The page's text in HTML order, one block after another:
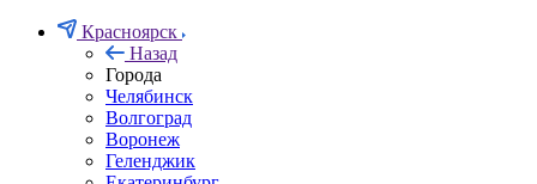
Красноярск
Назад
Города
Челябинск
Волгоград
Воронеж
Геленджик